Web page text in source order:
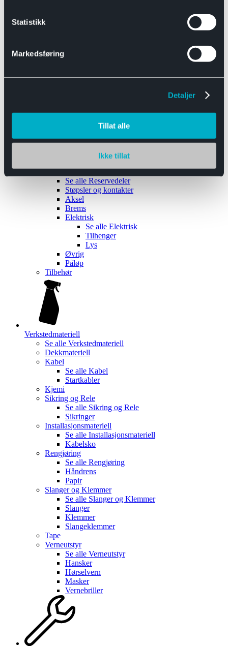
Statistikk
Markedsføring
Detaljer
Tillat alle
Ikke tillat
Båthengere
Reservedeler
Se alle Reservedeler
Støpsler og kontakter
Aksel
Brems
Elektrisk
Se alle Elektrisk
Tilhenger
Lys
Øvrig
Påløp
Tilbehør
Verkstedmateriell
Se alle Verkstedmateriell
Dekkmateriell
Kabel
Se alle Kabel
Startkabler
Kjemi
Sikring og Rele
Se alle Sikring og Rele
Sikringer
Installasjonsmateriell
Se alle Installasjonsmateriell
Kabelsko
Rengjøring
Se alle Rengjøring
Håndrens
Papir
Slanger og Klemmer
Se alle Slanger og Klemmer
Slanger
Klemmer
Slangeklemmer
Tape
Verneutstyr
Se alle Verneutstyr
Hansker
Hørselvern
Masker
Vernebriller